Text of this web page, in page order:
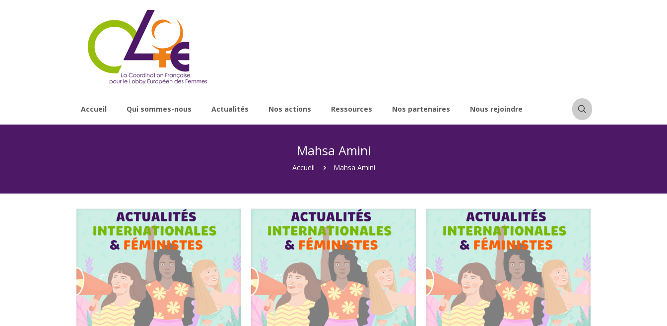
Accueil Qui sommes-nous Actualités Nos actions Ressources Nos partenaires Nous rejoindre
Mahsa Amini
Accueil Mahsa Amini